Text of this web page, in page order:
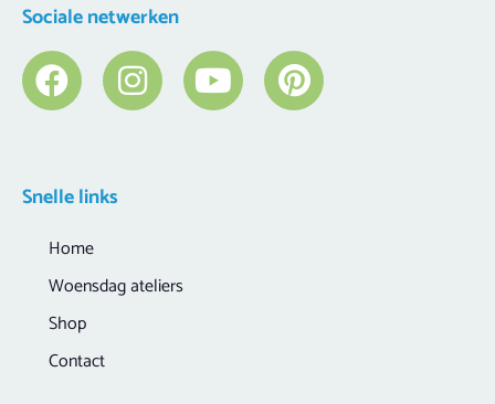
Snelle links
Home
Woensdag ateliers
Shop
Contact
Sociale netwerken